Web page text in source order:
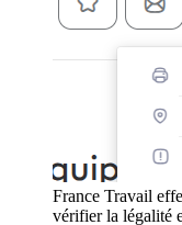
France Travail
vérifier la légalité